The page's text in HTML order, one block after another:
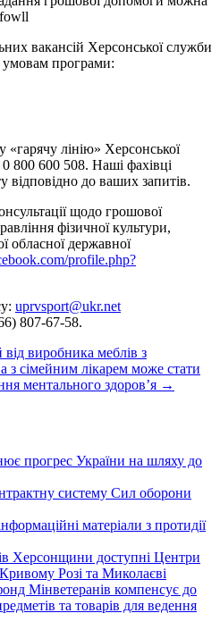
вакансій Херсонської служби
умовам програми:
лінію» Херсонської
800 600 508. Наші фахівці
відповідно до ваших запитів.
щодо грошової
фізичної культури,
обласної державної
profile.php?
uprvsport@ukr.net
807-67-58.
виробника меблів з
з сімейним лікарем може стати
ментального здоров’я →
прогрес України на шляху до
систему Сил оборони
матеріали з протидії
Херсонщини доступні Центри
Розі та Миколаєві
Мінветеранів компенсує до
та товарів для ведення